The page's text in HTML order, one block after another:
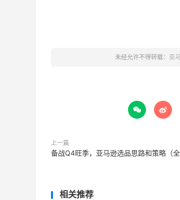
未经允许不得转载： 亚
 
上一篇
备战Q4旺季，亚马逊选品思路和策略（全
相关推荐